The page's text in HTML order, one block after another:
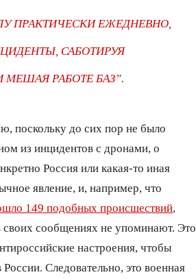
ПРАКТИЧЕСКИ ЕЖЕДНЕВНО,
САБОТИРУЯ
РАБОТЕ БАЗ”.
поскольку до сих пор не было
из инцидентов с дронами, о
Россия или какая-то иная
явление, и, например, что
149 подобных происшествий
сообщениях не упоминают. Это
настроения, чтобы
Следовательно, это военная